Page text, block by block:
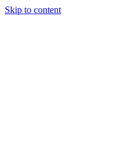
Skip to content